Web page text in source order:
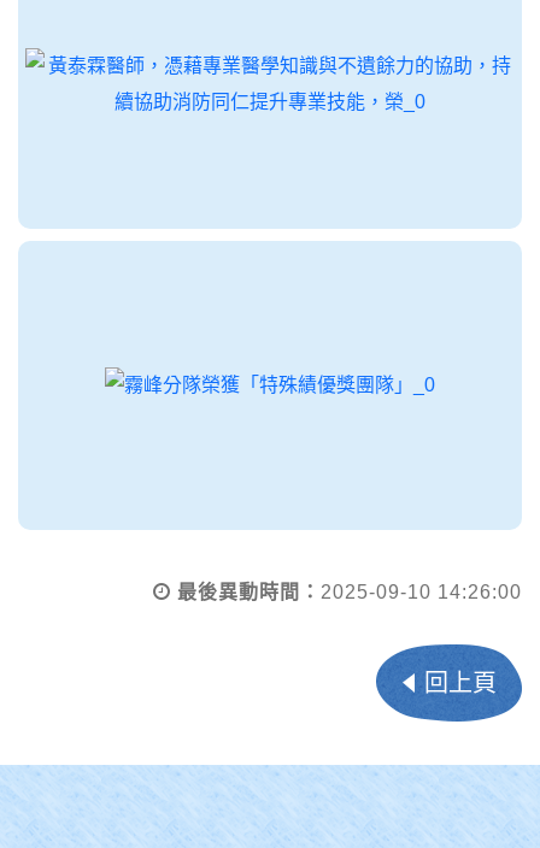
最後異動時間： 2025-09-10 14:26:00
回上頁